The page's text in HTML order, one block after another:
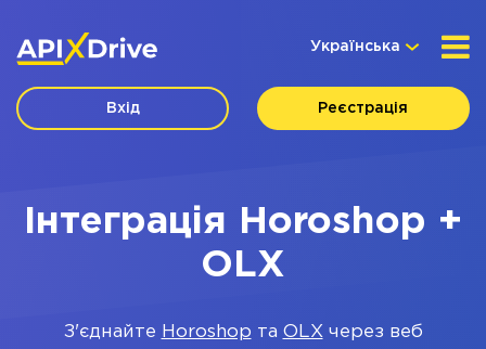
Українська
Вхід Реєстрація
Інтеграція Horoshop +
OLX
З'єднайте Horoshop та OLXчерез веб